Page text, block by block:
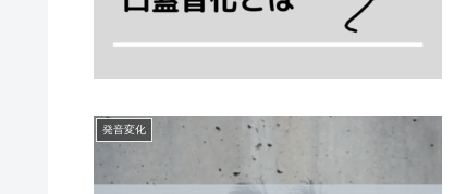
発音変化